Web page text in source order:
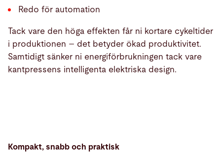
Redo för automation
Tack vare den höga effekten får ni kortare cykeltider
i produktionen – det betyder ökad produktivitet.
Samtidigt sänker ni energiförbrukningen tack vare
kantpressens intelligenta elektriska design.
Kompakt, snabb och praktisk